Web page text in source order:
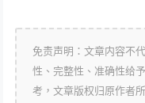
免责声明：文章内容不
性、完整性、准确性给
考，文章版权归原作者